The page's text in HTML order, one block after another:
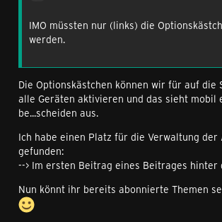
IMO müssten nur (links) die
werden.
Die Optionskästchen können wir für auf die
alle Geräten aktivieren und das sieht mobil
be...scheiden aus.
Ich habe einen Platz für die Verwaltung der
gefunden:
--> Im ersten Beitrag eines Beitrages
Nun könnt ihr bereits abonnierte Themen